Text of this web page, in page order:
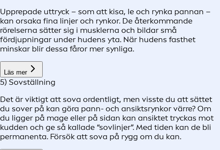
Upprepade uttryck – som att kisa, le och rynka pannan –
kan orsaka fina linjer och rynkor. De återkommande
rörelserna sätter sig i musklerna och bildar små
fördjupningar under hudens yta. När hudens fasthet
minskar blir dessa fåror mer synliga.
Läs mer
5) Sovställning
Det är viktigt att sova ordentligt, men visste du att sättet
du sover på kan göra pann- och ansiktsrynkor värre? Om
du ligger på mage eller på sidan kan ansiktet tryckas mot
kudden och ge så kallade “sovlinjer”. Med tiden kan de bli
permanenta. Försök att sova på rygg om du kan.